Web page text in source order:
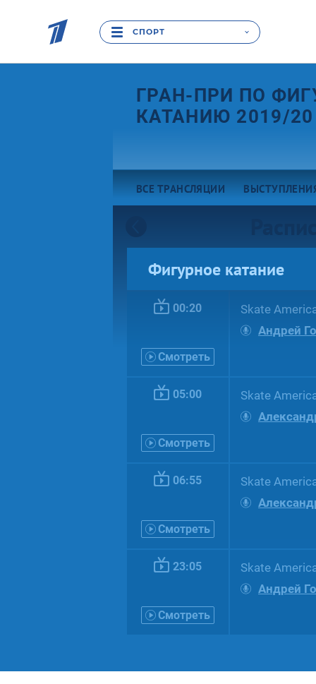
СПОРТ
ГРАН-ПРИ ПО
КАТАНИЮ 2019/20
ВСЕ ТРАНСЛЯЦИИ
Фигурное катание
00:20
Смотреть
Skate
Андрей
05:00
Смотреть
Skate
06:55
Смотреть
Skate
23:05
Смотреть
Skate
Андрей